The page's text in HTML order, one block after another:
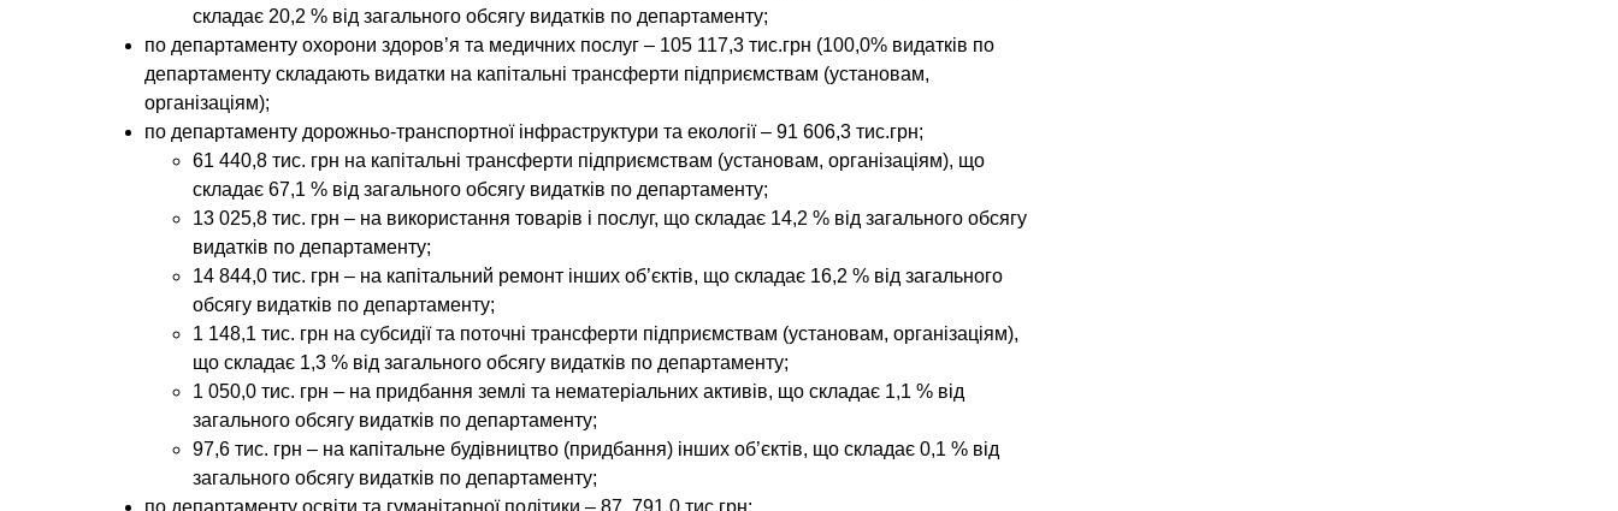
складає 20,2 % від загального обсягу видатків по департаменту;
по департаменту охорони здоров’я та медичних послуг – 105 117,3 тис.грн (100,0% видатків по
департаменту складають видатки на капітальні трансферти підприємствам (установам,
організаціям);
по департаменту дорожньо-транспортної інфраструктури та екології– 91 606,3 тис.грн;
61 440,8 тис. грн на капітальні трансферти підприємствам (установам, організаціям), що
складає 67,1 % від загального обсягу видатків по департаменту;
13 025,8 тис. грн – на використання товарів і послуг, що складає 14,2 % від загального обсягу
видатків по департаменту;
14 844,0 тис. грн – на капітальний ремонт інших об’єктів, що складає 16,2 % від загального
обсягу видатків по департаменту;
1 148,1 тис. грн на субсидії та поточні трансферти підприємствам (установам, організаціям),
що складає 1,3 % від загального обсягу видатків по департаменту;
1 050,0 тис. грн – на придбання землі та нематеріальних активів, що складає 1,1 % від
загального обсягу видатків по департаменту;
97,6 тис. грн – на капітальне будівництво (придбання) інших об’єктів, що складає 0,1 % від
загального обсягу видатків по департаменту;
по департаменту освіти та гуманітарної політики – 87 791,0 тис.грн;